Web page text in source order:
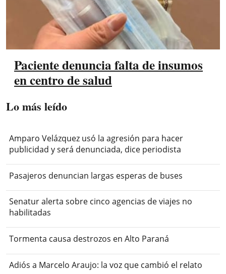
Paciente denuncia falta de insumos
en centro de salud
Lo más leído
Amparo Velázquez usó la agresión para hacer
publicidad y será denunciada, dice periodista
Pasajeros denuncian largas esperas de buses
Senatur alerta sobre cinco agencias de viajes no
habilitadas
Tormenta causa destrozos en Alto Paraná
Adiós a Marcelo Araujo: la voz que cambió el relato